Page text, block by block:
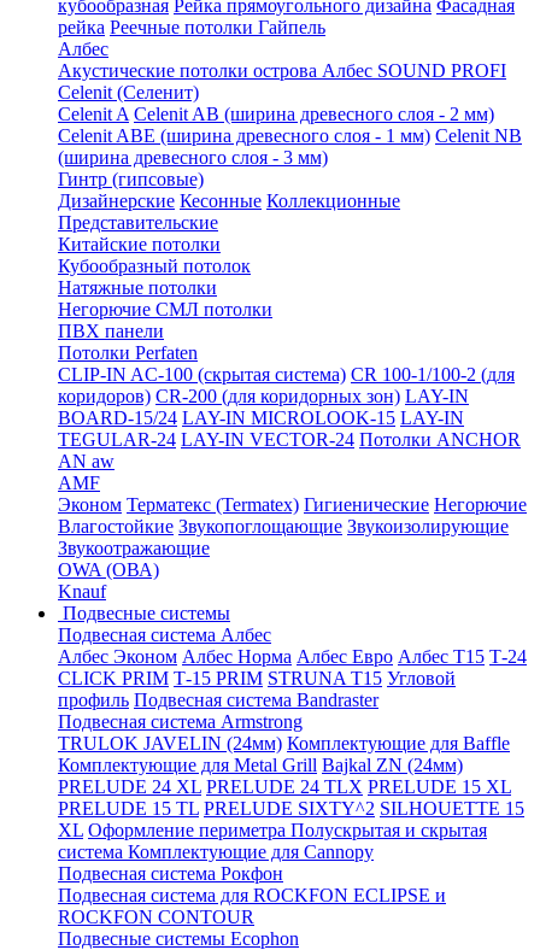
кубообразная Рейка прямоугольного дизайна Фасадная
рейка Реечные потолки Гайпель
Албес
Акустические потолки острова Албес SOUND PROFI
Celenit (Селенит)
Celenit A Celenit AB (ширина древесного слоя - 2 мм)
Celenit ABE (ширина древесного слоя - 1 мм) Celenit NB
(ширина древесного слоя - 3 мм)
Гинтр (гипсовые)
Дизайнерские Кесонные Коллекционные
Представительские
Китайские потолки
Кубообразный потолок
Натяжные потолки
Негорючие СМЛ потолки
ПВХ панели
Потолки Perfaten
CLIP-IN AC-100 (скрытая система) CR 100-1/100-2 (для
коридоров) CR-200 (для коридорных зон) LAY-IN
BOARD-15/24 LAY-IN MICROLOOK-15 LAY-IN
TEGULAR-24 LAY-IN VECTOR-24 Потолки ANCHOR
AN aw
AMF
Эконом Терматекс (Termatex) Гигиенические Негорючие
Влагостойкие Звукопоглощающие Звукоизолирующие
Звукоотражающие
OWA (ОВА)
Knauf
Подвесные системы
Подвесная система Албес
Албес Эконом Албес Норма Албес Евро Албес T15 Т-24
CLICK PRIM Т-15 PRIM STRUNA Т15 Угловой
профиль Подвесная система Bandraster
Подвесная система Armstrong
TRULOK JAVELIN (24мм) Комплектующие для Baffle
Комплектующие для Metal Grill Bajkal ZN (24мм)
PRELUDE 24 XL PRELUDE 24 TLX PRELUDE 15 XL
PRELUDE 15 TL PRELUDE SIXTY^2 SILHOUETTE 15
XL Оформление периметра Полускрытая и скрытая
система Комплектующие для Cannopy
Подвесная система Рокфон
Подвесная система для ROCKFON ECLIPSE и
ROCKFON CONTOUR
Подвесные системы Ecophon